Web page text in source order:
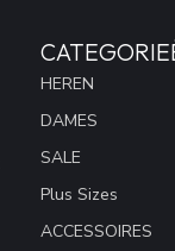
HEREN
DAMES
SALE
Plus Sizes
ACCESSOIRES